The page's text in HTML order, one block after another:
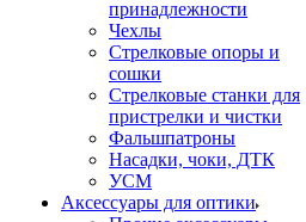
принадлежности
Чехлы
Стрелковые опоры и
сошки
Стрелковые станки для
пристрелки и чистки
Фальшпатроны
Насадки, чоки, ДТК
УСМ
Аксессуары для оптики